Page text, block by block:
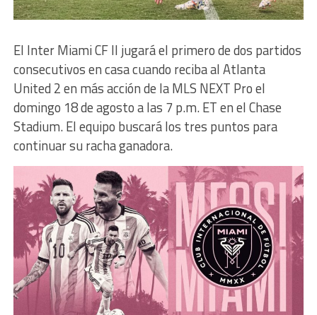
El Inter Miami CF II jugará el primero de dos partidos
consecutivos en casa cuando reciba al Atlanta
United 2 en más acción de la MLS NEXT Pro el
domingo 18 de agosto a las 7 p.m. ET en el Chase
Stadium. El equipo buscará los tres puntos para
continuar su racha ganadora.